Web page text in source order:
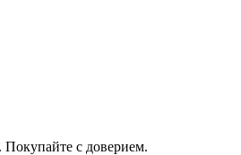
Покупайте с доверием.